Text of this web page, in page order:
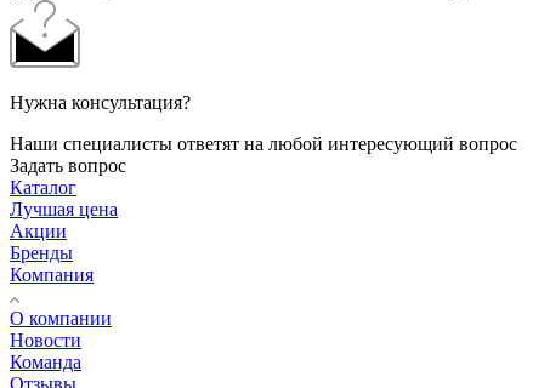
Нужна консультация?
Наши специалисты ответят на любой интересующий вопрос
Задать вопрос
Каталог
Лучшая цена
Акции
Бренды
Компания
О компании
Новости
Команда
Отзывы